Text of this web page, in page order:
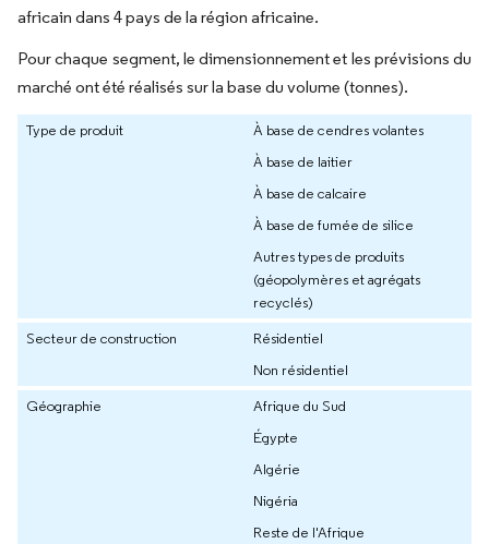
africain dans 4 pays de la région africaine.
Pour chaque segment, le dimensionnement et les prévisions du
marché ont été réalisés sur la base du volume (tonnes).
Type de produit
À base de cendres volantes
À base de laitier
À base de calcaire
À base de fumée de silice
Autres types de produits
(géopolymères et agrégats
recyclés)
Secteur de construction
Résidentiel
Non résidentiel
Géographie
Afrique du Sud
Égypte
Algérie
Nigéria
Reste de l'Afrique